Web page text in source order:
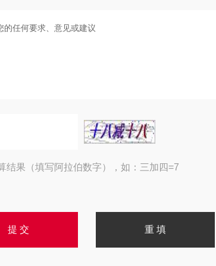
结果（填写阿拉伯数字），如：三加四=7